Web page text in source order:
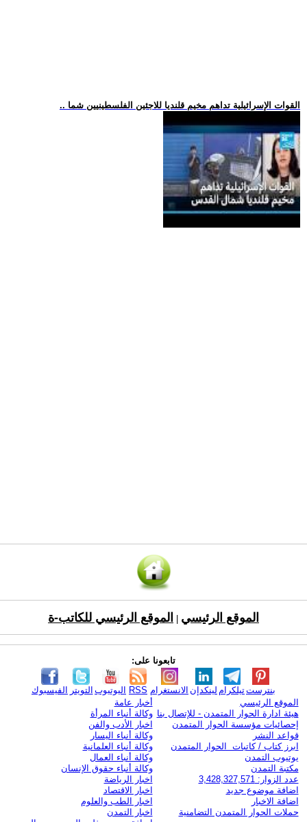
.. القوات الإسرائيلية تداهم مخيم قلنديا للاجئين الفلسطينيين شما
الموقع الرئيسي الموقع الرئيسي للكاتب-ة
تابعونا على:
الفيسبوك التويتر اليوتيوب RSS الانستغرام لينكدإن تيلكرامبنترست
الموقع الرئيسي
هيئة ادارة الحوار المتمدن - للإتصال بنا
إحصائيات مؤسسة الحوار المتمدن
قواعد النشر
ابرز كتاب / كاتبات الحوار المتمدن
يوتيوب التمدن
مكتبة التمدن
عدد الزوار: 3,428,327,571
اضافة موضوع جديد
اضافة الاخبار
حملات الحوار المتمدن التضامنية
أخبار عامة
وكالة أنباء المرأة
اخبار الأدب والفن
وكالة أنباء اليسار
وكالة أنباء العلمانية
وكالة أنباء العمال
وكالة أنباء حقوق الإنسان
اخبار الرياضة
اخبار الاقتصاد
اخبار الطب والعلوم
اخبار التمدن